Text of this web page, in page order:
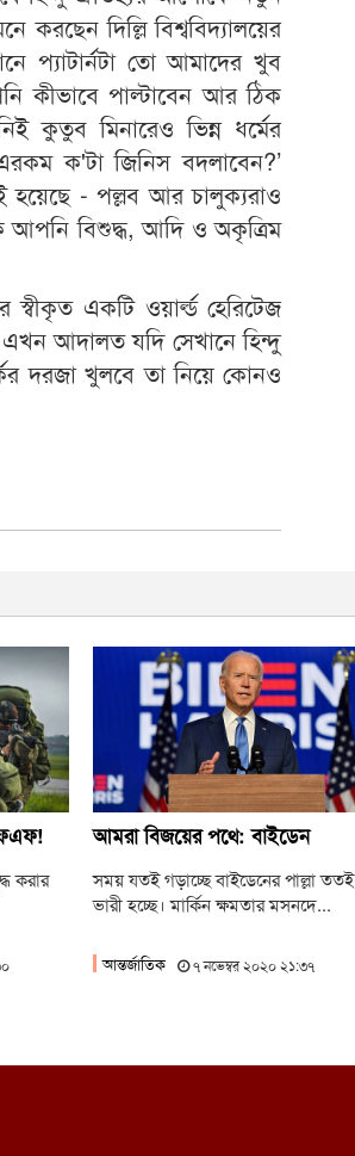
করছেন দিল্লি বিশ্ববিদ্যালয়ের
প্যাটার্নটা তো আমাদের খুব
কীভাবে পাল্টাবেন আর ঠিক
কুতুব মিনারেও ভিন্ন ধর্মের
ক'টা জিনিস বদলাবেন?’
হয়েছে - পল্লব আর চালুক্যরাও
আপনি বিশুদ্ধ, আদি ও অকৃত্রিম
স্বীকৃত একটি ওয়ার্ল্ড হেরিটেজ
এখন আদালত যদি সেখানে হিন্দু
দরজা খুলবে তা নিয়ে কোনও
করার
আমরা বিজয়ের পথে: বাইডেন
সময় যতই গড়াচ্ছে বাইডেনের পাল্লা ততই
ভারী হচ্ছে। মার্কিন ক্ষমতার মসনদে...
আন্তর্জাতিক ৭ নভেম্বর ২০২০ ২১:৩৭